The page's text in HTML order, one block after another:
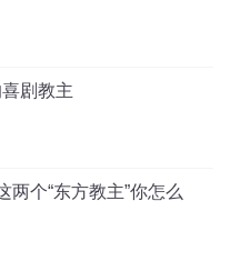
剧教主
两个“东方教主”你怎么